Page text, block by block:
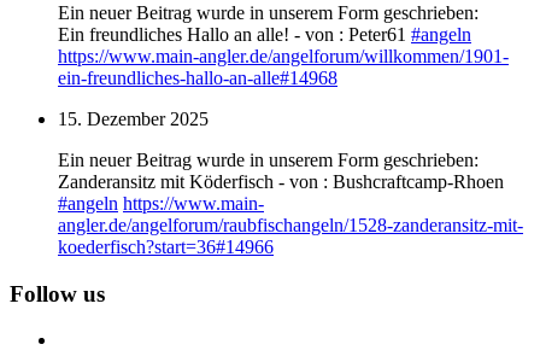
Ein neuer Beitrag wurde in unserem Form geschrieben:
Ein freundliches Hallo an alle! - von : Peter61 #angeln
https://www.main-angler.de/angelforum/willkommen/1901-
ein-freundliches-hallo-an-alle#14968
15. Dezember 2025
Ein neuer Beitrag wurde in unserem Form geschrieben:
Zanderansitz mit Köderfisch - von : Bushcraftcamp-Rhoen
#angeln https://www.main-
angler.de/angelforum/raubfischangeln/1528-zanderansitz-mit-
koederfisch?start=36#14966
Follow us